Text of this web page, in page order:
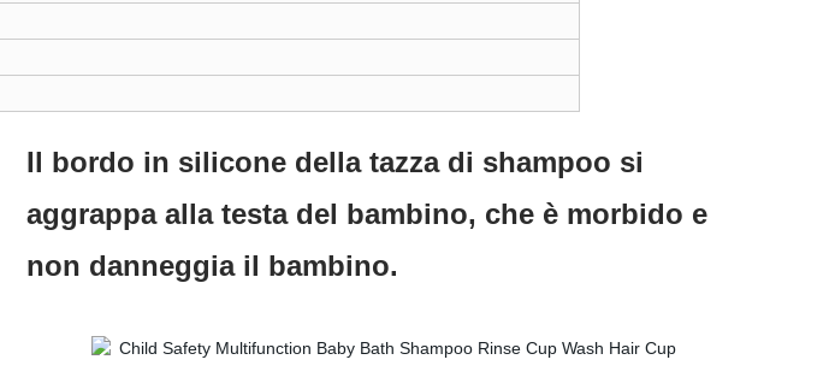
Il bordo in silicone della tazza di shampoo si
aggrappa alla testa del bambino, che è morbido e
non danneggia il bambino.